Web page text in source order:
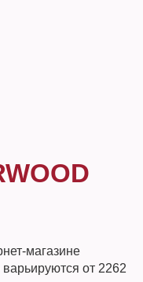
магазине
от 2262